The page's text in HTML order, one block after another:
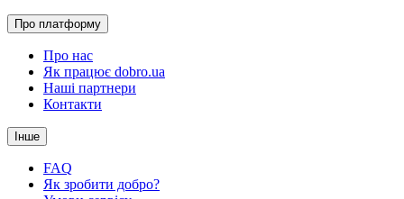
Про платформу
Про нас
Як працює dobro.ua
Наші партнери
Контакти
Інше
FAQ
Як зробити добро?